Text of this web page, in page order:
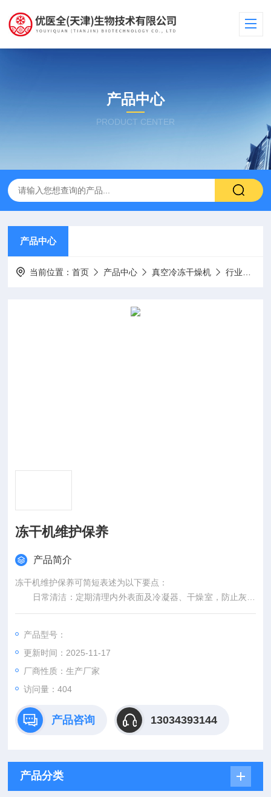
产品中心
PRODUCT CENTER
产品中心
当前位置：首页 产品中心 真空冷冻干燥机 行业专用冻干机
冻干机维护保养
产品简介
冻干机维护保养可简短表述为以下要点：
日常清洁：定期清理内外表面及冷凝器、干燥室，防止灰尘
积聚，保持设备洁净。
老化，防止真空泄漏。
真空泵维护：每月检查油位，每6个月或连续工作200小时后
更换真空泵油，定期更换滤芯，保持真空系统稳定。
产品型号：
更新时间：2025-11-17
厂商性质：生产厂家
访问量：404
产品咨询 13034393144
产品分类